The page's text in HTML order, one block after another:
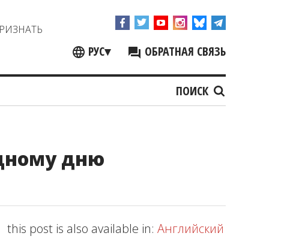
РУС▾ ОБРАТНАЯ СВЯЗЬ
ПОИСК
дню
this post is also available in: Английский